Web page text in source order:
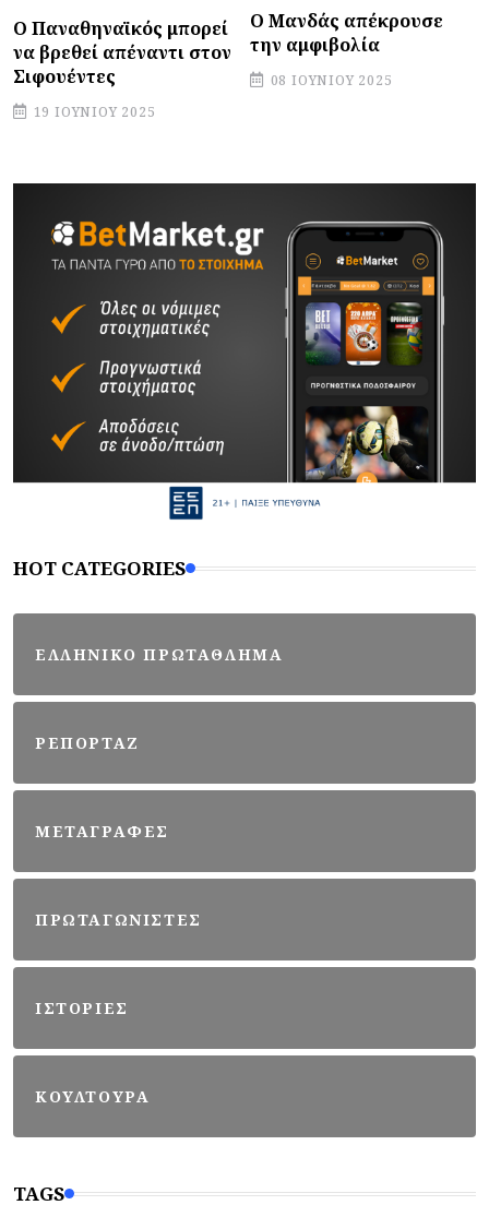
Ο Παναθηναϊκός μπορεί
να βρεθεί απέναντι στον
Σιφουέντες
19 ΙΟΥΝΊΟΥ 2025
Ο Μανδάς απέκρουσε
την αμφιβολία
08 ΙΟΥΝΊΟΥ 2025
HOT CATEGORIES
ΕΛΛΗΝΙΚΟ ΠΡΩΤΑΘΛΗΜΑ
ΡΕΠΟΡΤΑΖ
ΜΕΤΑΓΡΑΦΕΣ
ΠΡΩΤΑΓΩΝΙΣΤΕΣ
ΙΣΤΟΡΙΕΣ
ΚΟΥΛΤΟΥΡΑ
TAGS